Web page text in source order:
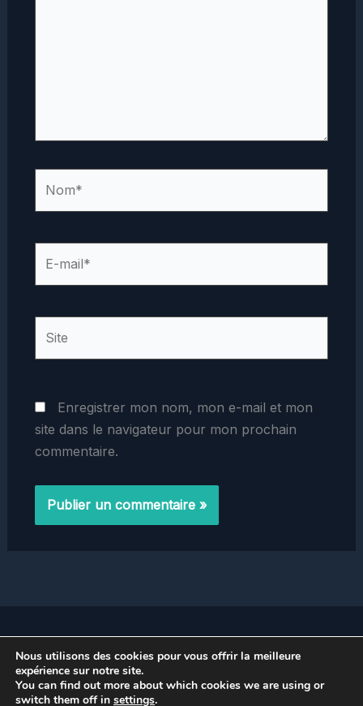
Enregistrer mon nom, mon e-mail et mon
site dans le navigateur pour mon prochain
commentaire.
Home
Politique de Confidentialité
Nous utilisons des cookies pour vous offrir la meilleure
expérience sur notre site.
You can find out more about which cookies we are using or
switch them off in settings.